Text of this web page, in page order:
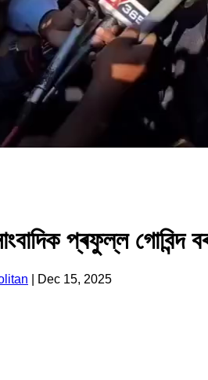
প্ৰফুল্ল গোবিন্দ
Dec 15, 2025